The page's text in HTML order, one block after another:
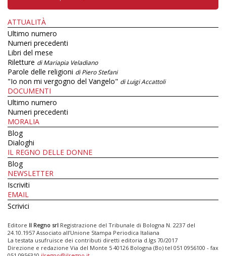
ATTUALITÀ
Ultimo numero
Numeri precedenti
Libri del mese
Riletture di Mariapia Veladiano
Parole delle religioni di Piero Stefani
"Io non mi vergogno del Vangelo" di Luigi Accattoli
DOCUMENTI
Ultimo numero
Numeri precedenti
MORALIA
Blog
Dialoghi
IL REGNO DELLE DONNE
Blog
NEWSLETTER
Iscriviti
EMAIL
Scrivici
Editore Il Regno srl Registrazione del Tribunale di Bologna N. 2237 del
24.10.1957 Associato all’Unione Stampa Periodica Italiana
La testata usufruisce dei contributi diretti editoria d.lgs 70/2017
Direzione e redazione Via del Monte 5 40126 Bologna (Bo) tel 051 0956100 - fax